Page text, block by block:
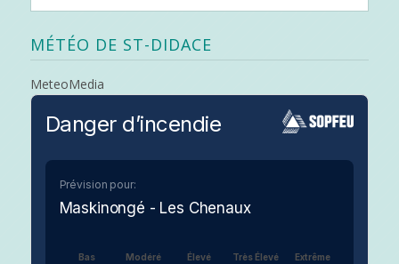
MÉTÉO DE ST-DIDACE
MeteoMedia
Danger d’incendie
Prévision pour:
Maskinongé - Les Chenaux
Bas Modéré Élevé Très Élevé Extrême